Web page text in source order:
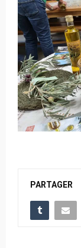
PARTAGER